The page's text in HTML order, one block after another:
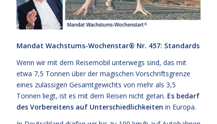
Mandat Wachstums-Wochenstar® Nr. 457: Standards
Wenn wir mit dem Reisemobil unterwegs sind, das mit
etwa 7,5 Tonnen über der magischen Vorschriftsgrenze
eines zulässigen Gesamtgewichts von mehr als 3,5
Tonnen liegt, ist es mit dem Reisen nicht getan. Es bedarf
des Vorbereitens auf Unterschiedlichkeiten in Europa.